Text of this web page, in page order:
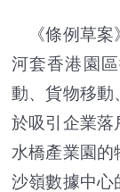
《條例草案
河套香港園
動、貨物移動
於吸引企業落
水橋產業園的
沙嶺數據中心